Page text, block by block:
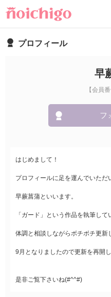
プロフィール
早
【会員
フ
はじめまして！
プロフィールに足を運んでいた
早蕨菖蒲といいます。
「ガード」という作品を執筆して
体調と相談しながらボチボチ更新
9月となりましたので更新を再開
是非ご覧下さいね(#^^#)